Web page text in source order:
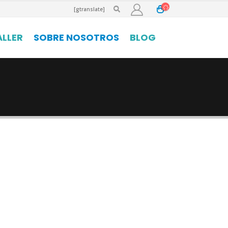
[gtranslate]
SOBRE NOSOTROS BLOG